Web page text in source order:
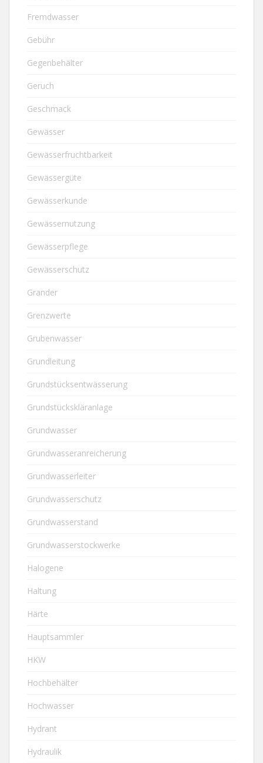
Fremdwasser
Gebühr
Gegenbehälter
Geruch
Geschmack
Gewässer
Gewässerfruchtbarkeit
Gewässergüte
Gewässerkunde
Gewässernutzung
Gewässerpflege
Gewässerschutz
Grander
Grenzwerte
Grubenwasser
Grundleitung
Grundstücksentwässerung
Grundstückskläranlage
Grundwasser
Grundwasseranreicherung
Grundwasserleiter
Grundwasserschutz
Grundwasserstand
Grundwasserstockwerke
Halogene
Haltung
Härte
Hauptsammler
HKW
Hochbehälter
Hochwasser
Hydrant
Hydraulik